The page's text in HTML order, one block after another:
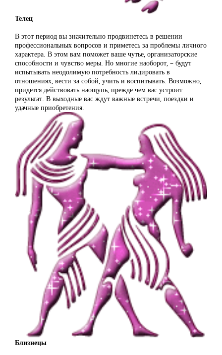
Телец
В этот период вы значительно продвинетесь в решении
профессиональных вопросов и приметесь за проблемы личного
характера. В этом вам поможет ваше чутье, организаторские
способности и чувство меры. Но многие наоборот, – будут
испытывать неодолимую потребность лидировать в
отношениях, вести за собой, учить и воспитывать. Возможно,
придется действовать наощупь, прежде чем вас устроит
результат. В выходные вас ждут важные встречи, поездки и
удачные приобретения.
Близнецы